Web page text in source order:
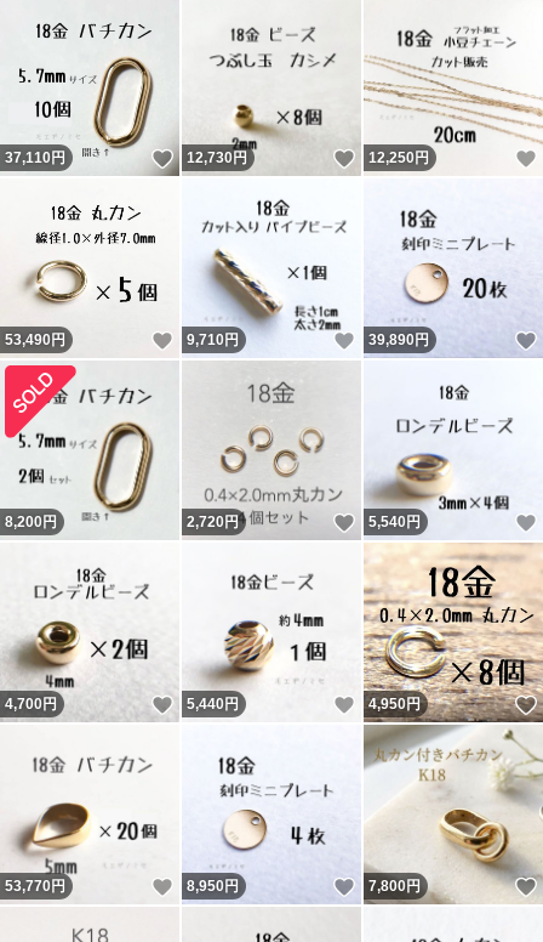
37,110 円 いいね！
12,730円 いいね！
12,250 円
53,490 円 いいね！
9,710円 いいね！
39,890 円
8,200 円 2,720円 いいね！
5,540円
4,700円 いいね！
5,440円 いいね！
4,950円
53,770円 いいね！
8,950 円 いいね！
7,800円